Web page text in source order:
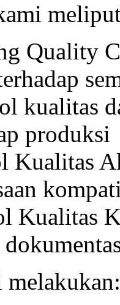
Quality
kualitas
produksi
Kualitas
Kualitas
melakukan: